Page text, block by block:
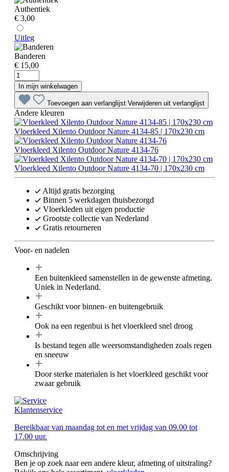
Authentiek
€ 3,00
Uitleg
Banderen
€ 15,00
In mijn winkelwagen
Toevoegen aan verlanglijst Verwijderen uit verlanglijst
Andere kleuren
Vloerkleed Xilento Outdoor Nature 4134-85 | 170x230 cm
Vloerkleed Xilento Outdoor Nature 4134-76
Vloerkleed Xilento Outdoor Nature 4134-70 | 170x230 cm
Altijd gratis bezorging
Binnen 5 werkdagen thuisbezorgd
Vloerkleden uit eigen productie
Grootste collectie van Nederland
Gratis retourneren
Voor- en nadelen
Een buitenkleed samenstellen in de gewenste afmeting.
Uniek in Nederland.
Geschikt voor binnen- en buitengebruik
Ook na een regenbui is het vloerkleed snel droog
Is bestand tegen alle weersomstandigheden zoals regen
en sneeuw
Door sterke materialen is het vloerkleed geschikt voor
zwaar gebruik
Klantenservice
Bereikbaar van maandag tot en met vrijdag van 09.00 tot
17.00 uur.
Omschrijving
Ben je op zoek naar een andere kleur, afmeting of uitstraling?